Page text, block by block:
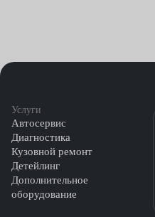
Услуги
Автосервис
Диагностика
Кузовной ремонт
Детейлинг
Дополнительное
оборудование